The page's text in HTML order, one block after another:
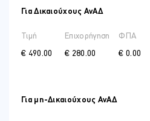
Για Δικαιούχους ΑνΑΔ
Τιμή
€ 490.00
Επιχορήγηση
€ 280.00
ΦΠΑ
€ 0.00
Για μη-Δικαιούχους ΑνΑΔ